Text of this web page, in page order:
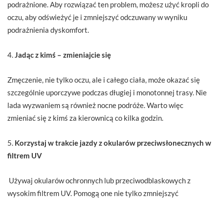
podrażnione. Aby rozwiązać ten problem, możesz użyć kropli do
oczu, aby odświeżyć je i zmniejszyć odczuwany w wyniku
podrażnienia dyskomfort.
4. Jadąc z kimś – zmieniajcie się
Zmęczenie, nie tylko oczu, ale i całego ciała, może okazać się
szczególnie uporczywe podczas długiej i monotonnej trasy. Nie
lada wyzwaniem są również nocne podróże. Warto więc
zmieniać się z kimś za kierownicą co kilka godzin.
5. Korzystaj w trakcie jazdy z okularów przeciwsłonecznych w
filtrem UV
Używaj okularów ochronnych lub przeciwodblaskowych z
wysokim filtrem UV. Pomogą one nie tylko zmniejszyć